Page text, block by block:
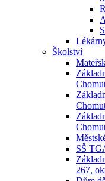
Školství
SŠ
267,